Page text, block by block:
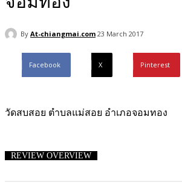
By At-chiangmai.com 23 March 2017
Facebook X Pinterest
วัดสบสอย ตำบลแม่สอย อำเภอจอมทอง
REVIEW OVERVIEW